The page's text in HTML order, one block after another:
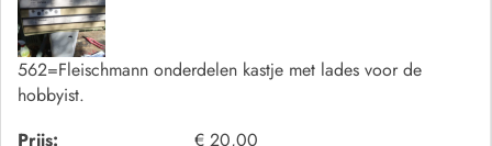
562=Fleischmann onderdelen kastje met lades voor de
hobbyist.
Prijs:
€ 20,00